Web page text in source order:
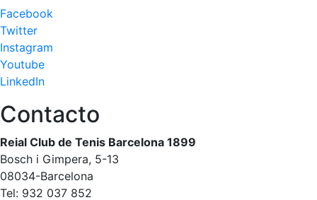
Facebook
Twitter
Instagram
Youtube
LinkedIn
Contacto
Reial Club de Tenis Barcelona 1899
Bosch i Gimpera, 5-13
08034-Barcelona
Tel: 932 037 852